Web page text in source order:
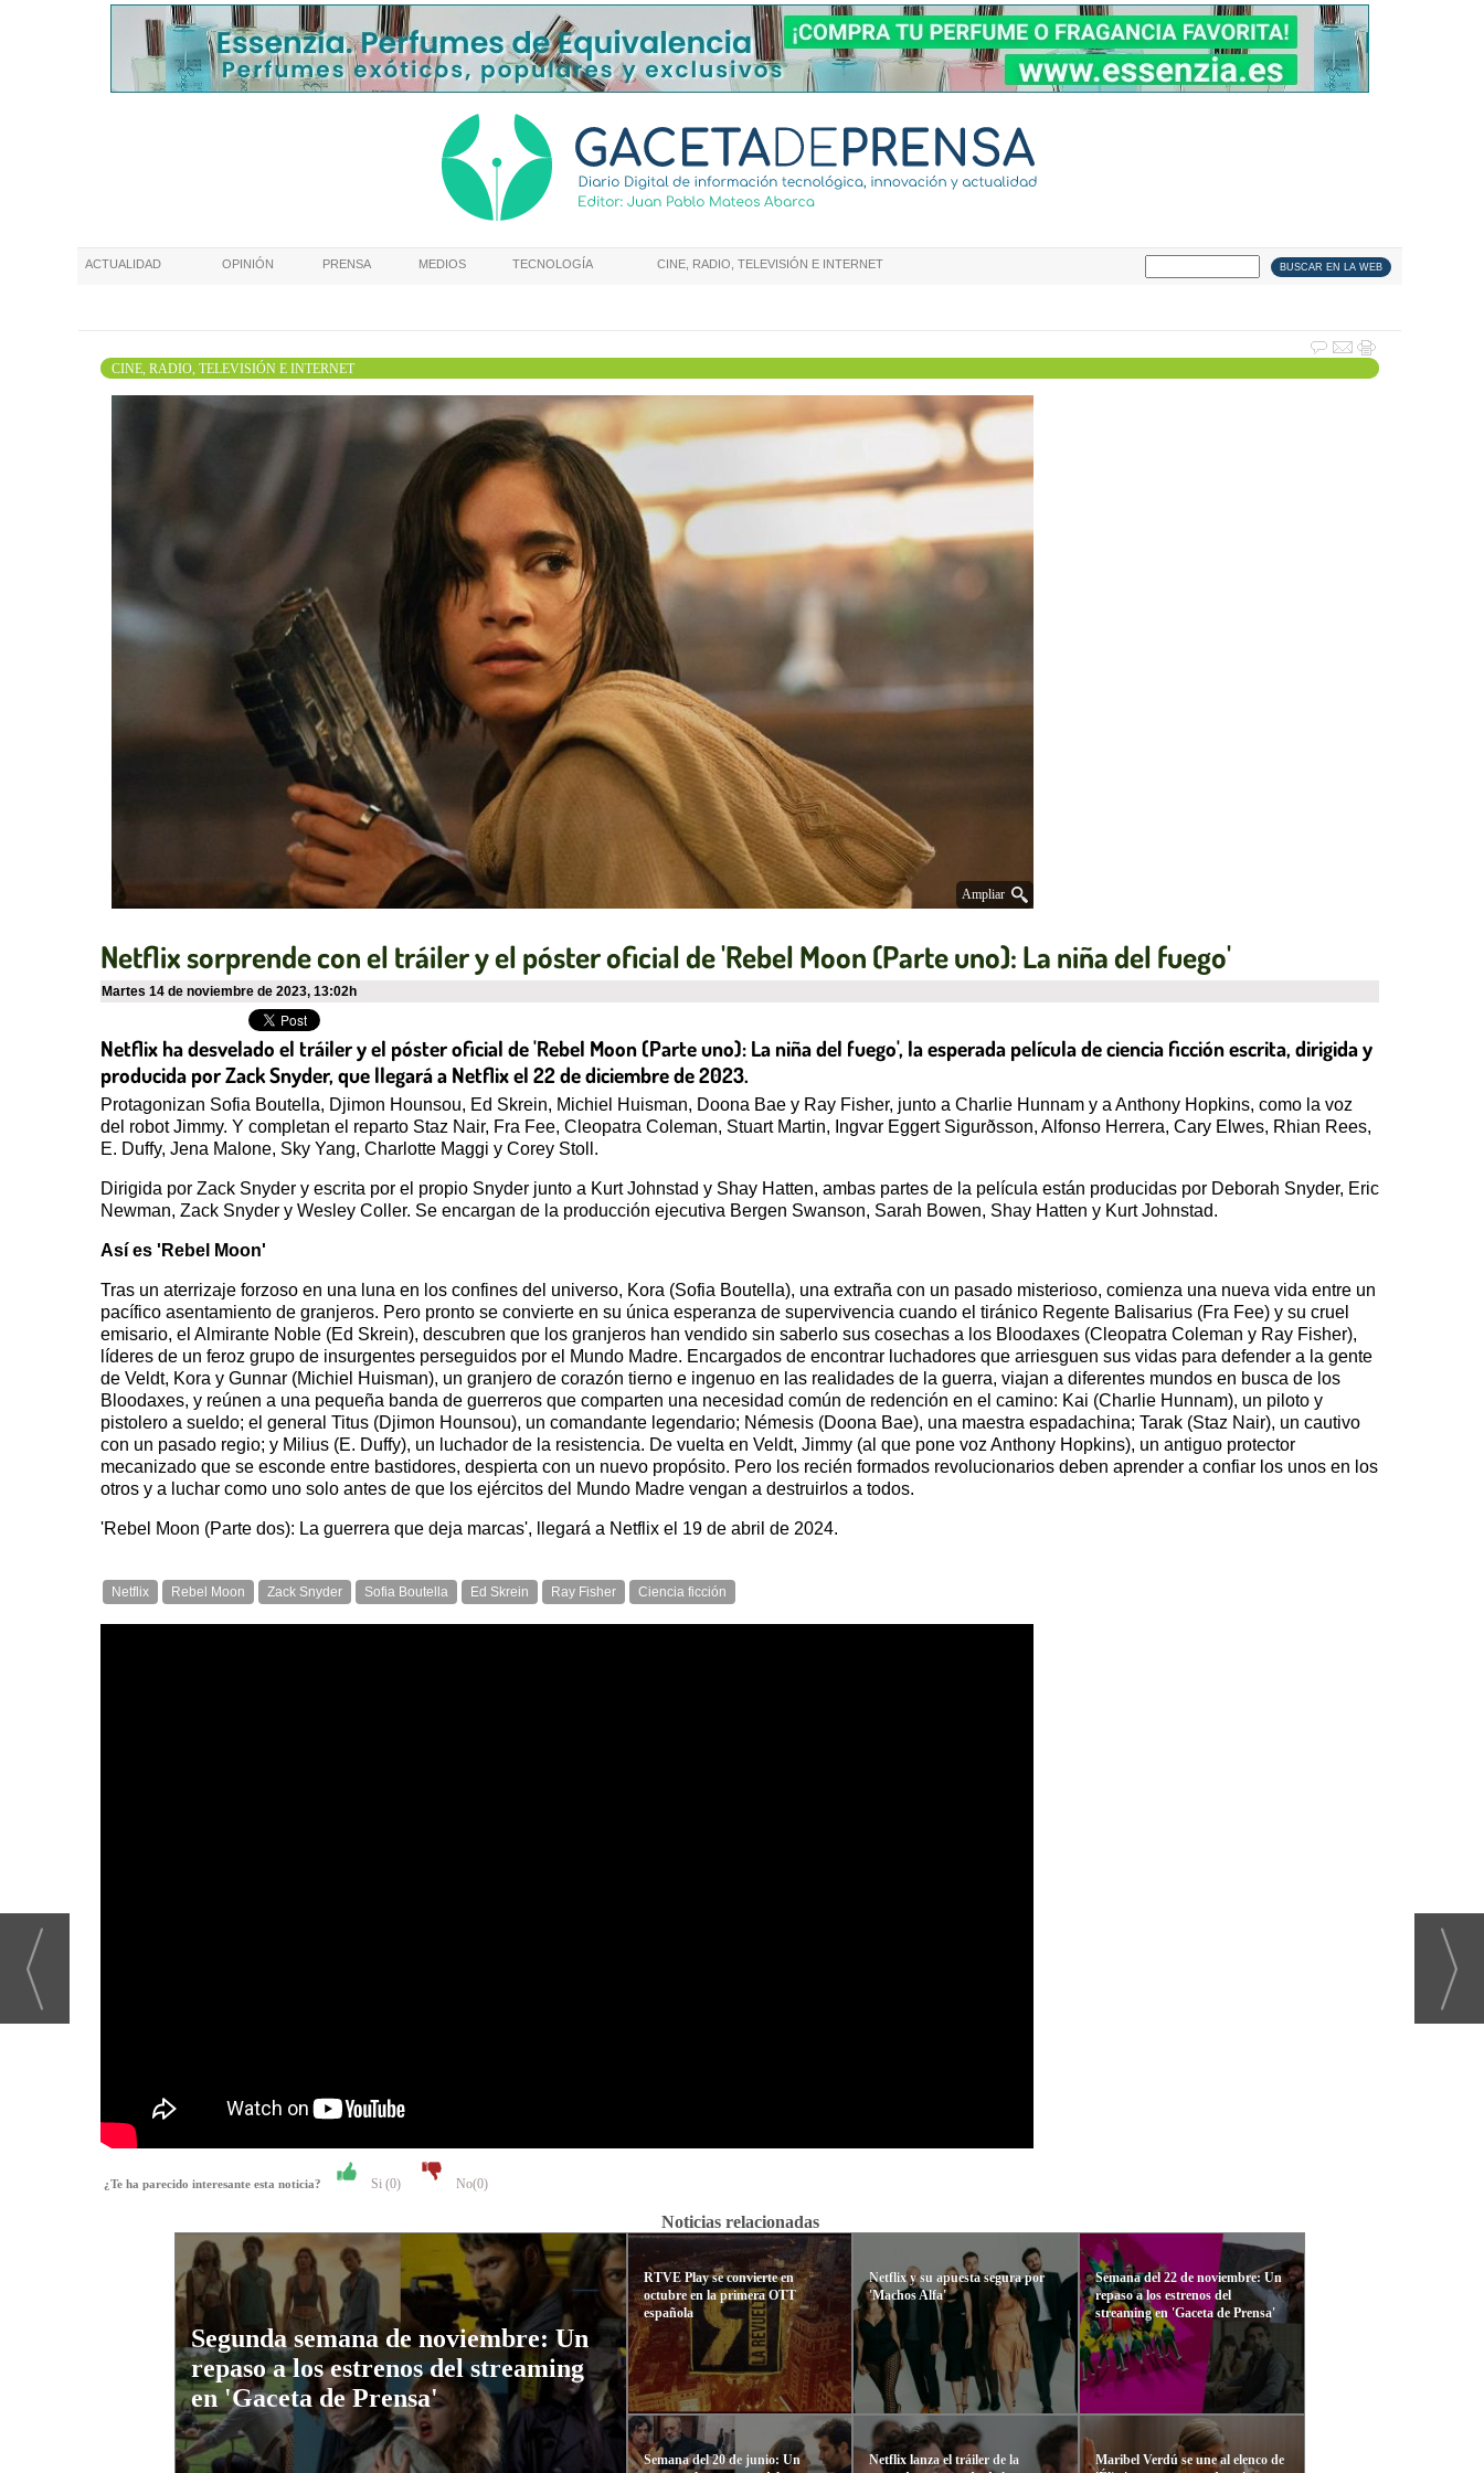
ACTUALIDAD OPINIÓN PRENSA MEDIOS TECNOLOGÍA CINE, RADIO, TELEVISIÓN E INTERNET
CINE, RADIO, TELEVISIÓN E INTERNET
Ampliar
Netflix sorprende con el tráiler y el póster oficial de 'Rebel Moon (Parte uno): La niña del fuego'
martes 14 de noviembre de 2023, 13:02h
Netflix ha desvelado el tráiler y el póster oficial de 'Rebel Moon (Parte uno): La niña del fuego', la esperada película de ciencia ficción escrita, dirigida y
producida por Zack Snyder, que llegará a Netflix el 22 de diciembre de 2023.
Protagonizan Sofia Boutella, Djimon Hounsou, Ed Skrein, Michiel Huisman, Doona Bae y Ray Fisher, junto a Charlie Hunnam y a Anthony Hopkins, como la voz
del robot Jimmy. Y completan el reparto Staz Nair, Fra Fee, Cleopatra Coleman, Stuart Martin, Ingvar Eggert Sigurðsson, Alfonso Herrera, Cary Elwes, Rhian Rees,
E. Duffy, Jena Malone, Sky Yang, Charlotte Maggi y Corey Stoll.
Dirigida por Zack Snyder y escrita por el propio Snyder junto a Kurt Johnstad y Shay Hatten, ambas partes de la película están producidas por Deborah Snyder, Eric
Newman, Zack Snyder y Wesley Coller. Se encargan de la producción ejecutiva Bergen Swanson, Sarah Bowen, Shay Hatten y Kurt Johnstad.
Así es 'Rebel Moon'
Tras un aterrizaje forzoso en una luna en los confines del universo, Kora (Sofia Boutella), una extraña con un pasado misterioso, comienza una nueva vida entre un
pacífico asentamiento de granjeros. Pero pronto se convierte en su única esperanza de supervivencia cuando el tiránico Regente Balisarius (Fra Fee) y su cruel
emisario, el Almirante Noble (Ed Skrein), descubren que los granjeros han vendido sin saberlo sus cosechas a los Bloodaxes (Cleopatra Coleman y Ray Fisher),
líderes de un feroz grupo de insurgentes perseguidos por el Mundo Madre. Encargados de encontrar luchadores que arriesguen sus vidas para defender a la gente
de Veldt, Kora y Gunnar (Michiel Huisman), un granjero de corazón tierno e ingenuo en las realidades de la guerra, viajan a diferentes mundos en busca de los
Bloodaxes, y reúnen a una pequeña banda de guerreros que comparten una necesidad común de redención en el camino: Kai (Charlie Hunnam), un piloto y
pistolero a sueldo; el general Titus (Djimon Hounsou), un comandante legendario; Némesis (Doona Bae), una maestra espadachina; Tarak (Staz Nair), un cautivo
con un pasado regio; y Milius (E. Duffy), un luchador de la resistencia. De vuelta en Veldt, Jimmy (al que pone voz Anthony Hopkins), un antiguo protector
mecanizado que se esconde entre bastidores, despierta con un nuevo propósito. Pero los recién formados revolucionarios deben aprender a confiar los unos en los
otros y a luchar como uno solo antes de que los ejércitos del Mundo Madre vengan a destruirlos a todos.
'Rebel Moon (Parte dos): La guerrera que deja marcas', llegará a Netflix el 19 de abril de 2024.
Netflix Rebel Moon Zack Snyder Sofia Boutella Ed Skrein Ray Fisher Ciencia ficción
¿Te ha parecido interesante esta noticia? Si (0) No(0)
Noticias relacionadas
Segunda semana de noviembre: Un
repaso a los estrenos del streaming
en 'Gaceta de Prensa'
RTVE Play se convierte en
octubre en la primera OTT
española
Semana del 20 de junio: Un
Netflix y su apuesta segura por
'Machos Alfa'
Netflix lanza el tráiler de la
Semana del 22 de noviembre: Un
repaso a los estrenos del
streaming en 'Gaceta de Prensa'
Maribel Verdú se une al elenco de